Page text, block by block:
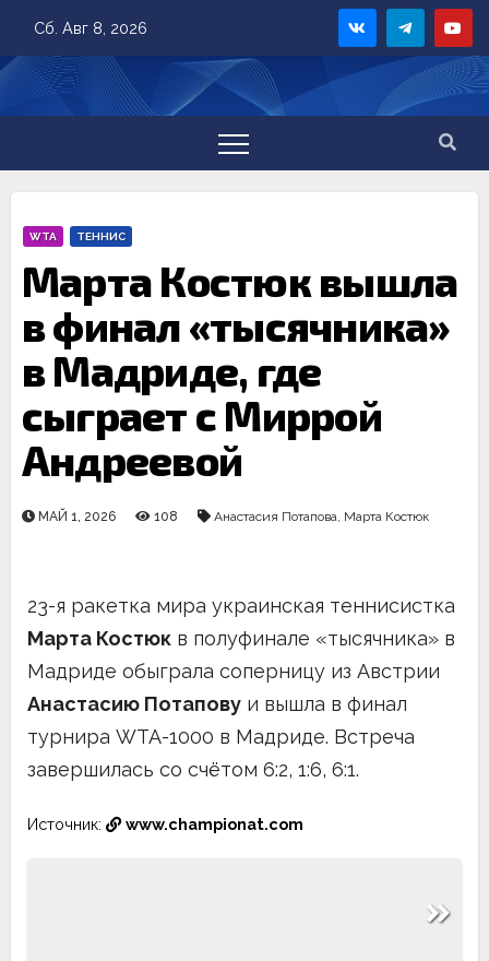
content
Сб. Авг 8, 2026
WTA ТЕННИС
Марта Костюк вышла
в финал «тысячника»
в Мадриде, где
сыграет с Миррой
Андреевой
МАЙ 1, 2026 108 Анастасия Потапова, Марта Костюк
23-я ракетка мира украинская теннисистка
Марта Костюк в полуфинале «тысячника» в
Мадриде обыграла соперницу из Австрии
Анастасию Потапову и вышла в финал
турнира WTA-1000 в Мадриде. Встреча
завершилась со счётом 6:2, 1:6, 6:1.
Источник: www.championat.com